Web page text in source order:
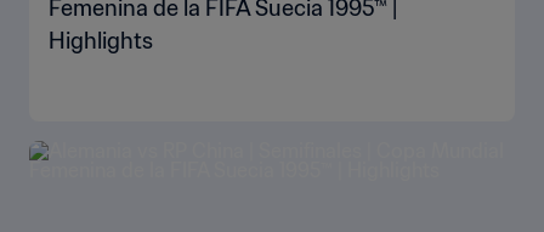
Femenina de la FIFA Suecia 1995™ |
Highlights